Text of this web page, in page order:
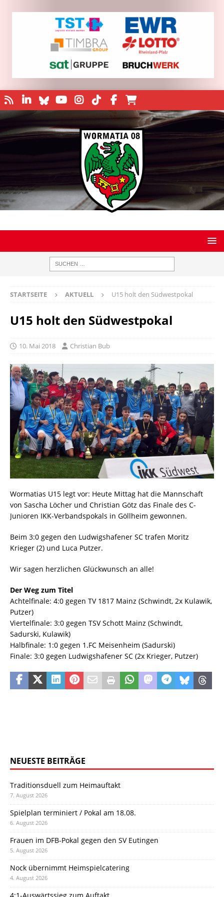
STARTSEITE AKTUELL U15 holt den Südwestpokal
U15 holt den Südwestpokal
10. Mai 2018 Christian Bub
Wormatias U15 legt vor: Heute Mittag hat die Mannschaft
von Sascha Löcher und Christian Götz das Finale des C-
Junioren IKK-Verbandspokals in Göllheim gewonnen.
Beim 3:0 gegen den Ludwigshafener SC trafen Moritz
Krieger (2) und Luca Putzer.
Wir sagen herzlichen Glückwunsch an alle!
Der Weg zum Titel
Achtelfinale: 4:0 gegen TV 1817 Mainz (Schwindt, 2x Kulawik,
Putzer)
Viertelfinale: 3:0 gegen TSV Schott Mainz (Schwindt,
Sadurski, Kulawik)
Halbfinale: 1:0 gegen 1.FC Meisenheim (Sadurski)
Finale: 3:0 gegen Ludwigshafener SC (2x Krieger, Putzer)
NEUESTE BEITRÄGE
Traditionsduell zum Heimauftakt
7. August 2026
Spielplan terminiert / Pokal am 18.08.
6. August 2026
Frauen im DFB-Pokal gegen den SV Eutingen
5. August 2026
Nock übernimmt Heimspielcatering
4. August 2026